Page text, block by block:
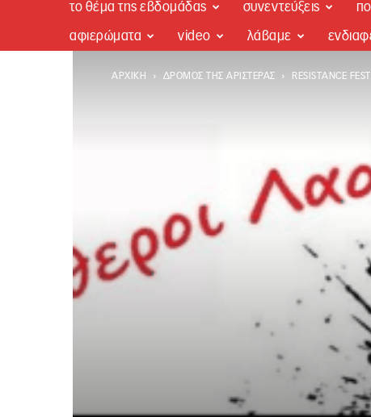
το θέμα της εβδομάδας συνεντεύξεις
αφιερώματα video λάβαμε
ΑΡΧΙΚΉ ΔΡΌΜΟΣ ΤΗΣ ΑΡΙΣΤΕΡΆΣ RESISTANCE